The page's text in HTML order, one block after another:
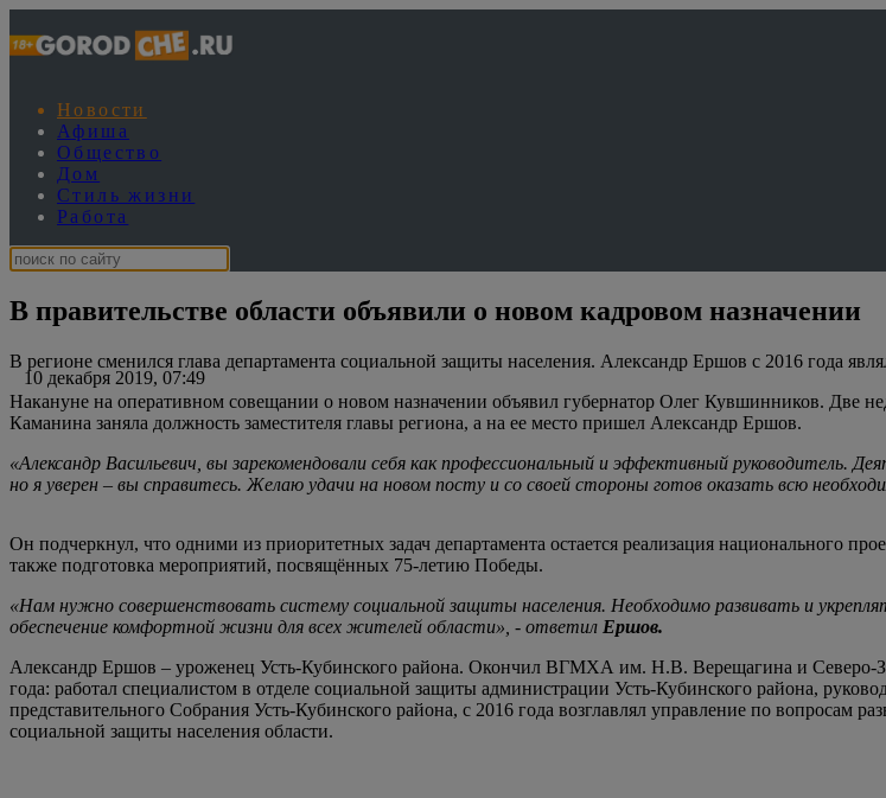
Новости
Афиша
Общество
Дом
Стиль жизни
Работа
В правительстве области объявили о новом кадровом назначении
10 декабря 2019, 07:49
В регионе сменился глава департамента социальной защиты населения. Александр Ершов с 2016 года
Накануне на оперативном совещании о новом назначении объявил губернатор Олег Кувшинников. Две
Каманина заняла должность заместителя главы региона, а на ее место пришел Александр Ершов.
«Александр Васильевич, вы зарекомендовали себя как профессиональный и эффективный
но я уверен – вы справитесь. Желаю удачи на новом посту и со своей стороны готов оказать всю
Он подчеркнул, что одними из приоритетных задач департамента остается реализация национального
также подготовка мероприятий, посвящённых 75-летию Победы.
«Нам нужно совершенствовать систему социальной защиты населения. Необходимо развивать и
обеспечение комфортной жизни для всех жителей области», - ответил Ершов.
Александр Ершов – уроженец Усть-Кубинского района. Окончил ВГМХА им. Н.В. Верещагина и Северо-
года: работал специалистом в отделе социальной защиты администрации Усть-Кубинского района,
представительного Собрания Усть-Кубинского района, с 2016 года возглавлял управление по вопросам
социальной защиты населения области.